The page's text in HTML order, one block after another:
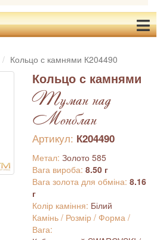
Кольцо с камнями К204490
Кольцо с камнями
Туман над
Монблан
Артикул: К204490
Метал: Золото 585
Вага вироба: 8.50 г
Вага золота для обміна: 8.16
г
Колір каміння: Білий
Камінь / Розмір / Форма /
Вага: